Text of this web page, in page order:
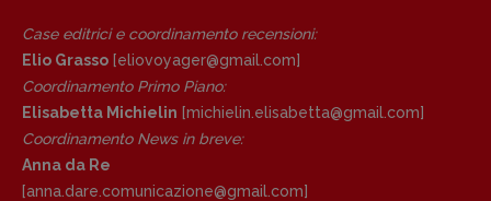
Case editrici e coordinamento recensioni:
Elio Grasso [eliovoyager@gmail.com]
Coordinamento Primo Piano:
Elisabetta Michielin [michielin.elisabetta@gmail.com]
Coordinamento News in breve:
Anna da Re
[anna.dare.comunicazione@gmail. com]